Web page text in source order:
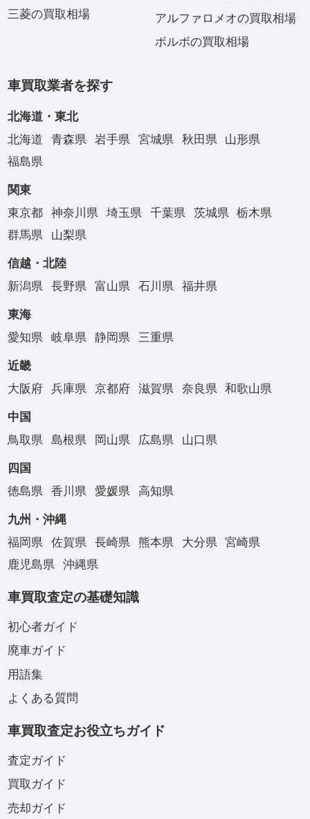
三菱の買取相場
アルファロメオの買取相場
ボルボの買取相場
車買取業者を探す
北海道・東北
北海道
青森県 岩手県 宮城県 秋田県
山形県
福島県
関東
東京都
神奈川県 埼玉県 千葉県 茨城県
栃木県
群馬県
山梨県
信越・北陸
新潟県
長野県 富山県 石川県 福井県
東海
愛知県
岐阜県 静岡県 三重県
近畿
大阪府
兵庫県 京都府 滋賀県 奈良県 和歌山県
中国
鳥取県
島根県 岡山県 広島県 山口県
四国
徳島県
香川県 愛媛県 高知県
九州・沖縄
福岡県
佐賀県 長崎県 熊本県 大分県
宮崎県
鹿児島県
沖縄県
車買取査定の基礎知識
初心者ガイド
廃車ガイド
用語集
よくある質問
車買取査定お役立ちガイド
査定ガイド
買取ガイド
売却ガイド